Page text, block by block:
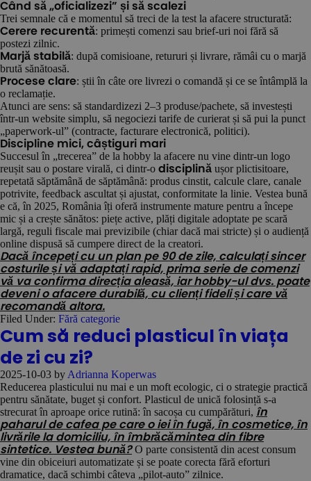
Când să „oficializezi” și să scalezi
Trei semnale că e momentul să treci de la test la afacere structurată:
Cerere recurentă: primești comenzi sau brief-uri noi fără să
postezi zilnic.
Marjă stabilă: după comisioane, retururi și livrare, rămâi cu o marjă
brută sănătoasă.
Procese clare: știi în câte ore livrezi o comandă și ce se întâmplă la
o reclamație.
Atunci are sens: să standardizezi 2–3 produse/pachete, să investești
într-un website simplu, să negociezi tarife de curierat și să pui la punct
„paperwork-ul” (contracte, facturare electronică, politici).
Discipline mici, câștiguri mari
Succesul în „trecerea” de la hobby la afacere nu vine dintr-un logo
reușit sau o postare virală, ci dintr-o disciplină ușor plictisitoare,
repetată săptămână de săptămână: produs cinstit, calcule clare, canale
potrivite, feedback ascultat și ajustat, conformitate la linie. Vestea bună
e că, în 2025, România îți oferă instrumente mature pentru a începe
mic și a crește sănătos: piețe active, plăți digitale adoptate pe scară
largă, reguli fiscale mai previzibile (chiar dacă mai stricte) și o audiență
online dispusă să cumpere direct de la creatori.
Dacă începeți cu un plan pe 90 de zile, calculați sincer
costurile și vă adaptați rapid, prima serie de comenzi
vă va confirma direcția aleasă, iar hobby-ul dvs. poate
deveni o afacere durabilă, cu clienți fideli și care vă
recomandă altora.
Filed Under: Fără categorie
Cum să reduci plasticul în viața
de zi cu zi?
2025-10-03 by Adrianna Koperwas
Reducerea plasticului nu mai e un moft ecologic, ci o strategie practică
pentru sănătate, buget și confort. Plasticul de unică folosință s-a
strecurat în aproape orice rutină: în sacoșa cu cumpărături, în
paharul de cafea pe care o iei în fugă, în cosmetice, în
livrările la domiciliu, în îmbrăcămintea din fibre
sintetice. Vestea bună?O parte consistentă din acest consum
vine din obiceiuri automatizate și se poate corecta fără eforturi
dramatice, dacă schimbi câteva „pilot-auto” zilnice.